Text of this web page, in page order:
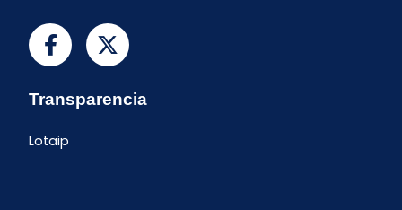
Transparencia
Lotaip